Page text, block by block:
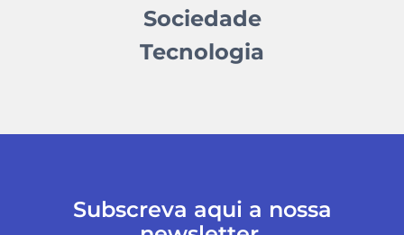
Sociedade
Tecnologia
Subscreva aqui a nossa